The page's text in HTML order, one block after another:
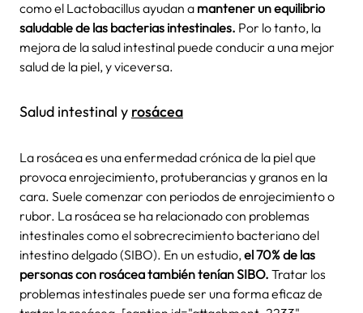
como el Lactobacillus ayudan a mantener un equilibrio
saludable de las bacterias intestinales. Por lo tanto, la
mejora de la salud intestinal puede conducir a una mejor
salud de la piel, y viceversa.
Salud intestinal y rosácea
La rosácea es una enfermedad crónica de la piel que
provoca enrojecimiento, protuberancias y granos en la
cara. Suele comenzar con periodos de enrojecimiento o
rubor. La rosácea se ha relacionado con problemas
intestinales como el sobrecrecimiento bacteriano del
intestino delgado (SIBO). En un estudio,el 70% de las
personas con rosácea también tenían SIBO. Tratar los
problemas intestinales puede ser una forma eficaz de